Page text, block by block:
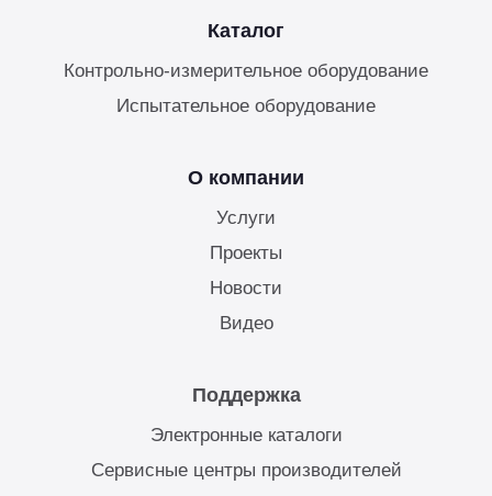
Каталог
Контрольно-измерительное оборудование
Испытательное оборудование
О компании
Услуги
Проекты
Новости
Видео
Поддержка
Электронные каталоги
Сервисные центры производителей